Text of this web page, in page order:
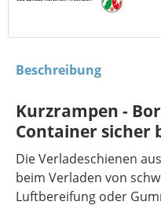
Beschreibung
Kurzrampen -
Container sicher
Die Verladeschienen
beim Verladen von
Luftbereifung oder